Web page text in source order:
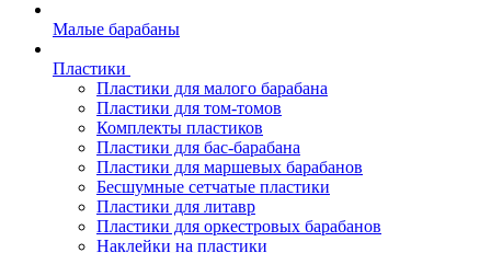
Малые барабаны
Пластики
Пластики для малого барабана
Пластики для том-томов
Комплекты пластиков
Пластики для бас-барабана
Пластики для маршевых барабанов
Бесшумные сетчатые пластики
Пластики для литавр
Пластики для оркестровых барабанов
Наклейки на пластики